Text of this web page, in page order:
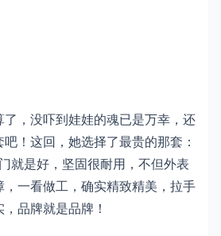
，没吓到娃娃的魂已是万幸，还
！这回，她选择了最贵的那套：
就是好，坚固很耐用，不但外表
一看做工，确实精致精美，拉手
品牌就是品牌！